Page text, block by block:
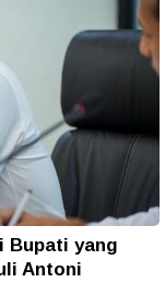
Bupati yang
Antoni